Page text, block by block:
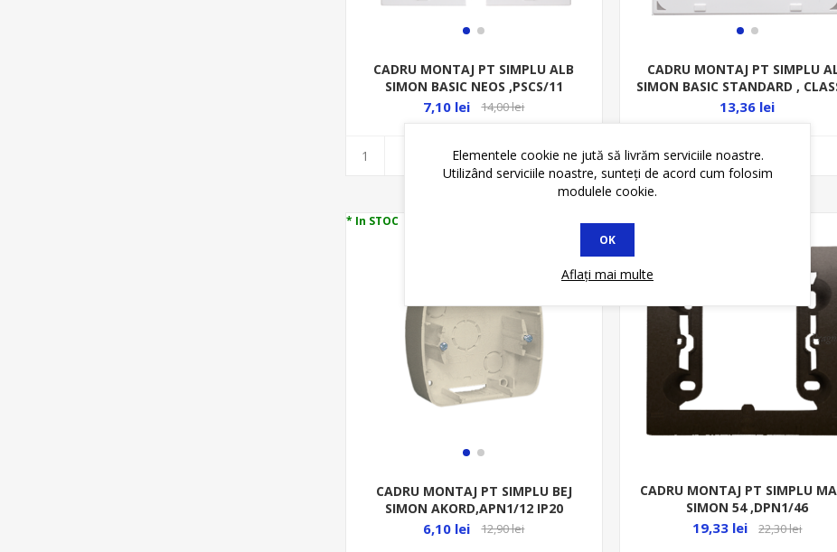
CADRU MONTAJ PT SIMPLU ALB
SIMON BASIC NEOS ,PSCS/11
7,10 lei 14,00 lei
ADAUGĂ ȊN COŞ
CADRU MONTAJ PT SIMPLU
SIMON BASIC STANDARD ,
MPN1/11
13,36 lei
* In STOC
CADRU MONTAJ PT SIMPLU BEJ
SIMON AKORD,APN1/12 IP20
6,10 lei 12,90 lei
Stoc Limitat
CADRU MONTAJ PT SIMPLU
SIMON 54 ,DPN1/46
19,33 lei 22,30 lei
Elementele cookie ne jută să livrăm serviciile noastre.
Utilizând serviciile noastre, sunteți de acord cum folosim
modulele cookie.
OK
Aflați mai multe